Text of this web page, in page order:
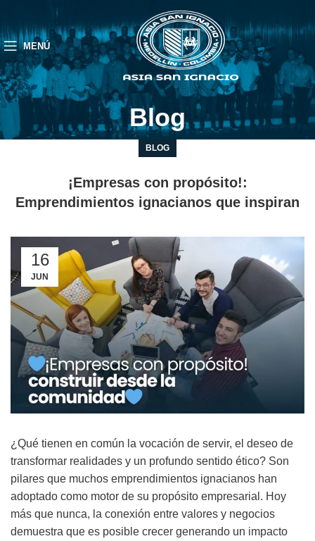
MENÚ
Blog
BLOG
¡Empresas con propósito!:
Emprendimientos ignacianos que inspiran
16
JUN
¿Qué tienen en común la vocación de servir, el deseo de
transformar realidades y un profundo sentido ético? Son
pilares que muchos emprendimientos ignacianos han
adoptado como motor de su propósito empresarial. Hoy
más que nunca, la conexión entre valores y negocios
demuestra que es posible crecer generando un impacto